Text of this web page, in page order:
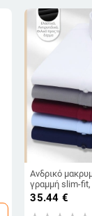
Ανδρικό
γραμμή slim-fit,
διαπνέουσα
92,6%
35.44 €